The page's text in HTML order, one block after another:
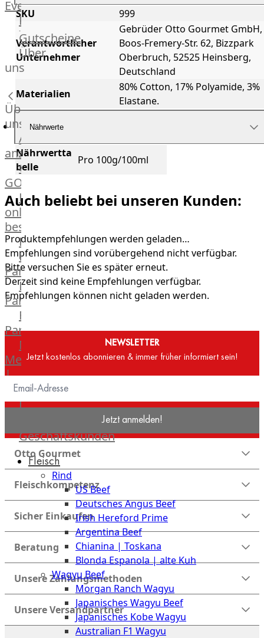
Events
Partner
Kalender
Gästehaus
Villa
Gutscheine
Über
uns
Über
uns
Alle
anzeigen
OTTO
GOURMET
Lebensmittel
online
bestellen
Karriere
Kochschul-
Partner
Depot-
Partner
Frischetheken-
Partner
Männer
Metzger
|
Heinsberg
Feinkost
|
Düsseldorf
The
Meat
Club
Stuttgart
Geschäftskunden
Fleisch
Rind
US Beef
Deutsches Angus Beef
Irish Hereford Prime
Argentina Beef
Chianina | Toskana
Blonda Espanola | alte Kuh
Wagyu Beef
Morgan Ranch Wagyu
Japanisches Wagyu Beef
Japanisches Kobe Wagyu
Australian F1 Wagyu
SKU 999
Verantwortlicher
Unternehmer
Gebrüder Otto Gourmet GmbH,
Boos-Fremery-Str. 62, Bizzpark
Oberbruch, 52525 Heinsberg,
Deutschland
Materialien
80% Cotton, 17% Polyamide, 3%
Elastane.
Nährwerte
Nährwertta
belle
Pro 100g/100ml
Auch beliebt bei unseren Kunden:
Produktempfehlungen werden geladen…
Empfehlungen sind vorübergehend nicht verfügbar.
Bitte versuchen Sie es später erneut.
Derzeit sind keine Empfehlungen verfügbar.
Empfehlungen können nicht geladen werden.
NEWSLETTER
Jetzt kostenlos abonnieren & immer früher informiert sein!
Jetzt anmelden!
Otto Gourmet
Fleischkompetenz
Sicher Einkaufen
Beratung
Unsere Zahlungsmethoden
Unsere Versandpartner